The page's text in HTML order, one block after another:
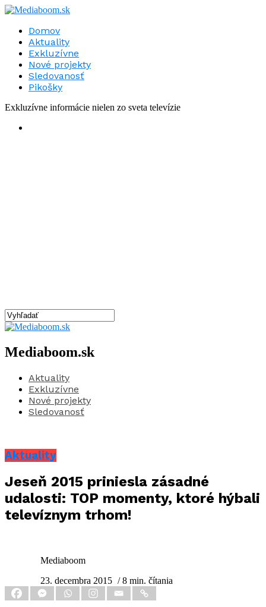
Domov
Aktuality
Exkluzívne
Nové projekty
Sledovanosť
Pikošky
Exkluzívne informácie nielen zo sveta televízie
Mediaboom.sk
Aktuality
Exkluzívne
Nové projekty
Sledovanosť
Aktuality
Jeseň 2015 priniesla zásadné
udalosti: TOP momenty, ktoré hýbali
televíznym trhom!
Mediaboom
23. decembra 2015 / 8 min. čítania